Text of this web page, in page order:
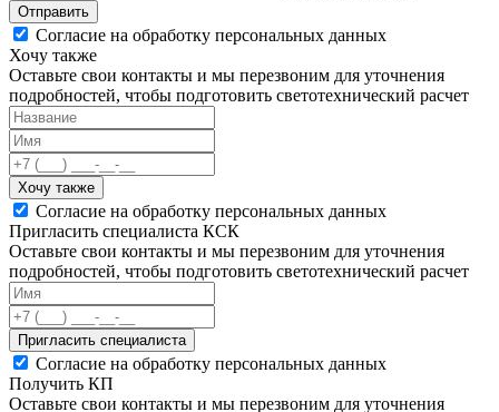
Отправить
Согласие на обработку персональных данных
Хочу также
Оставьте свои контакты и мы перезвоним для уточнения
подробностей, чтобы подготовить светотехнический расчет
Хочу также
Согласие на обработку персональных данных
Пригласить специалиста КСК
Оставьте свои контакты и мы перезвоним для уточнения
подробностей, чтобы подготовить светотехнический расчет
Пригласить специалиста
Согласие на обработку персональных данных
Получить КП
Оставьте свои контакты и мы перезвоним для уточнения